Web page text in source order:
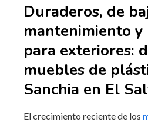
Duraderos, de
mantenimiento
para exteriores:
muebles de
Sanchia en El
El crecimiento reciente de los